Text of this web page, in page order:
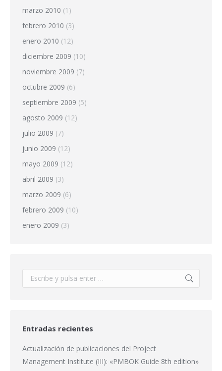
marzo 2010 (1)
febrero 2010 (3)
enero 2010 (12)
diciembre 2009 (10)
noviembre 2009 (7)
octubre 2009 (6)
septiembre 2009 (5)
agosto 2009 (12)
julio 2009 (7)
junio 2009 (12)
mayo 2009 (12)
abril 2009 (3)
marzo 2009 (6)
febrero 2009 (10)
enero 2009 (3)
Buscar:
Entradas recientes
Actualización de publicaciones del Project
Management Institute (III): «PMBOK Guide 8th edition»